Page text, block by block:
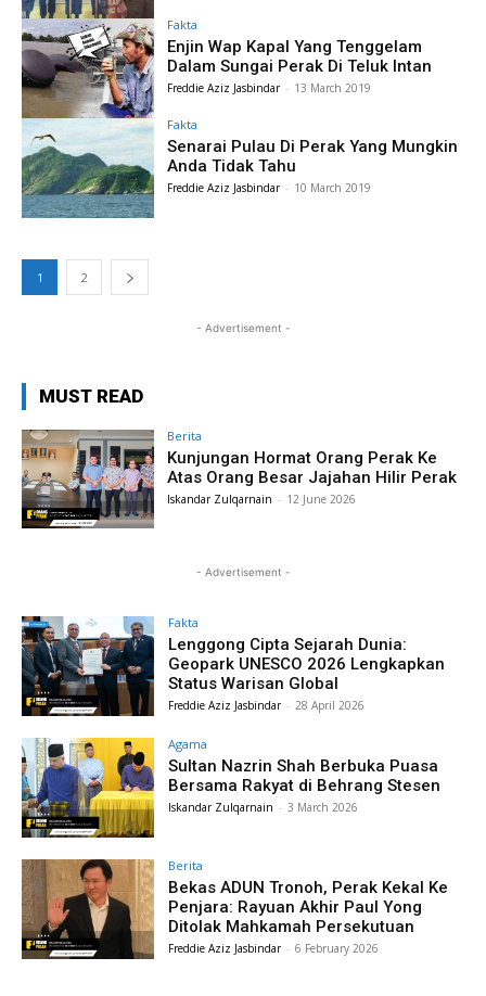
Fakta
Enjin Wap Kapal Yang Tenggelam
Dalam Sungai Perak Di Teluk Intan
Freddie Aziz Jasbindar - 13 March 2019
Fakta
Senarai Pulau Di Perak Yang Mungkin
Anda Tidak Tahu
Freddie Aziz Jasbindar - 10 March 2019
1 2
- Advertisement -
MUST READ
Berita
Kunjungan Hormat Orang Perak Ke
Atas Orang Besar Jajahan Hilir Perak
Iskandar Zulqarnain - 12 June 2026
- Advertisement -
Fakta
Lenggong Cipta Sejarah Dunia:
Geopark UNESCO 2026 Lengkapkan
Status Warisan Global
Freddie Aziz Jasbindar - 28 April 2026
Agama
Sultan Nazrin Shah Berbuka Puasa
Bersama Rakyat di Behrang Stesen
Iskandar Zulqarnain - 3 March 2026
Berita
Bekas ADUN Tronoh, Perak Kekal Ke
Penjara: Rayuan Akhir Paul Yong
Ditolak Mahkamah Persekutuan
Freddie Aziz Jasbindar - 6 February 2026